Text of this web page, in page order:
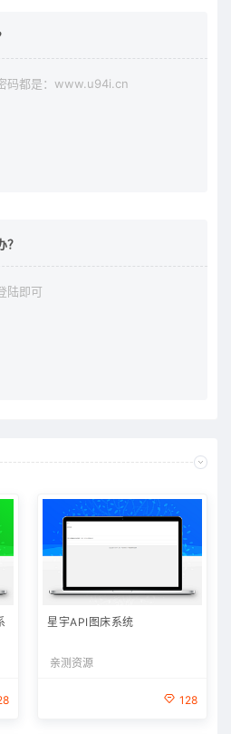
码都是：www.u94i.cn
？
陆即可
星宇API图床系统
亲测资源
128